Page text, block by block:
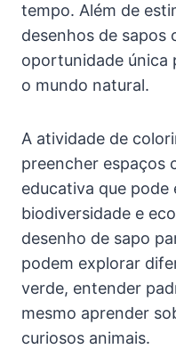
tempo. Além de
desenhos de sapos
oportunidade única
o mundo natural.
A atividade de
preencher espaços
educativa que pode
biodiversidade e
desenho de sapo
podem explorar
verde, entender
mesmo aprender
curiosos animais.